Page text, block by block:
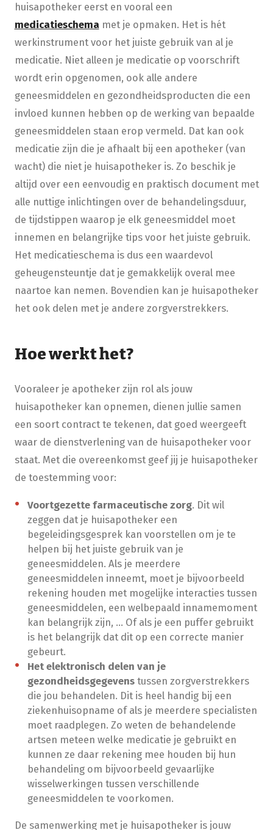
huisapotheker eerst en vooral een
medicatieschemamet je opmaken. Het is hét
werkinstrument voor het juiste gebruik van al je
medicatie. Niet alleen je medicatie op voorschrift
wordt erin opgenomen, ook alle andere
geneesmiddelen en gezondheidsproducten die een
invloed kunnen hebben op de werking van bepaalde
geneesmiddelen staan erop vermeld. Dat kan ook
medicatie zijn die je afhaalt bij een apotheker (van
wacht) die niet je huisapotheker is. Zo beschik je
altijd over een eenvoudig en praktisch document met
alle nuttige inlichtingen over de behandelingsduur,
de tijdstippen waarop je elk geneesmiddel moet
innemen en belangrijke tips voor het juiste gebruik.
Het medicatieschema is dus een waardevol
geheugensteuntje dat je gemakkelijk overal mee
naartoe kan nemen. Bovendien kan je huisapotheker
het ook delen met je andere zorgverstrekkers.
Hoe werkt het?
Vooraleer je apotheker zijn rol als jouw
huisapotheker kan opnemen, dienen jullie samen
een soort contract te tekenen, dat goed weergeeft
waar de dienstverlening van de huisapotheker voor
staat. Met die overeenkomst geef jij je huisapotheker
de toestemming voor:
Voortgezette farmaceutische zorg. Dit wil
zeggen dat je huisapotheker een
begeleidingsgesprek kan voorstellen om je te
helpen bij het juiste gebruik van je
geneesmiddelen. Als je meerdere
geneesmiddelen inneemt, moet je bijvoorbeeld
rekening houden met mogelijke interacties tussen
geneesmiddelen, een welbepaald innamemoment
kan belangrijk zijn, … Of als je een puffer gebruikt
is het belangrijk dat dit op een correcte manier
gebeurt.
Het elektronisch delen van je
gezondheidsgegevens tussen zorgverstrekkers
die jou behandelen. Dit is heel handig bij een
ziekenhuisopname of als je meerdere specialisten
moet raadplegen. Zo weten de behandelende
artsen meteen welke medicatie je gebruikt en
kunnen ze daar rekening mee houden bij hun
behandeling om bijvoorbeeld gevaarlijke
wisselwerkingen tussen verschillende
geneesmiddelen te voorkomen.
De samenwerking met je huisapotheker is jouw